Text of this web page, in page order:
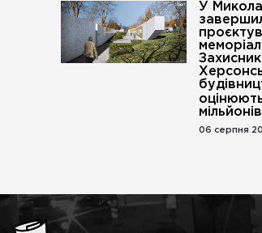
У
мільйонів
06 серпня